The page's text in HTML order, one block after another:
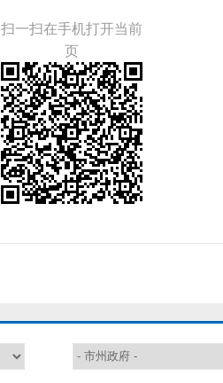
扫一扫在手机打开当前
页